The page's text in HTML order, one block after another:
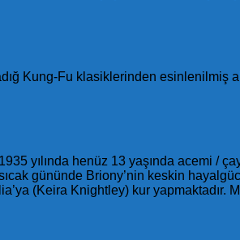
Kung-Fu klasiklerinden esinlenilmiş
yılında henüz 13 yaşında acemi /
gününde Briony’nin keskin
(Keira Knightley) kur yapmaktadır.